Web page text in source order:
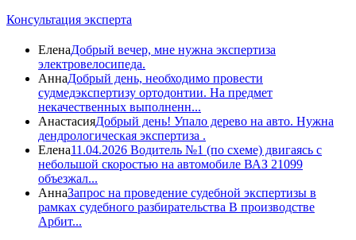
Консультация эксперта
ЕленаДобрый вечер, мне нужна экспертиза
электровелосипеда.
АннаДобрый день, необходимо провести
судмедэкспертизу ортодонтии. На предмет
некачественных выполненн...
АнастасияДобрый день! Упало дерево на авто. Нужна
дендрологическая экспертиза .
Елена11.04.2026 Водитель №1 (по схеме) двигаясь с
небольшой скоростью на автомобиле ВАЗ 21099
объезжал...
АннаЗапрос на проведение судебной экспертизы в
рамках судебного разбирательства В производстве
Арбит...